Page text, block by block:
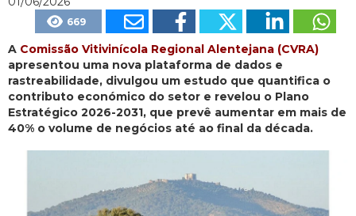
669
A Comissão Vitivinícola Regional Alentejana (CVRA)
apresentou uma nova plataforma de dados e
rastreabilidade, divulgou um estudo que quantifica o
contributo económico do setor e revelou o Plano
Estratégico 2026-2031, que prevê aumentar em mais de
40% o volume de negócios até ao final da década.